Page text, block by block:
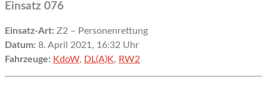
Einsatz 076
Einsatz-Art: Z2 – Personenrettung
Datum: 8. April 2021, 16:32 Uhr
Fahrzeuge: KdoW, DL(A)K, RW2